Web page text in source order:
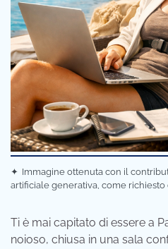
✦ Immagine ottenuta con il
artificiale generativa, come richiesto
Ti è mai capitato di essere a
noioso, chiusa in una sala